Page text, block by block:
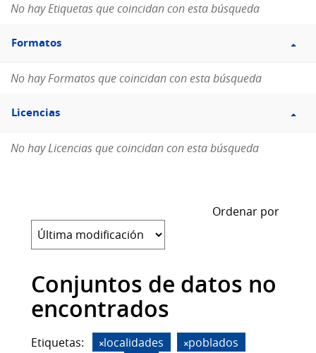
No hay Etiquetas que coincidan con esta búsqueda
Filtro
Formatos
Formatos
No hay Formatos que coincidan con esta búsqueda
Filtro
Licencias
Licencias
No hay Licencias que coincidan con esta búsqueda
Ordenar por
Conjuntos de datos no
encontrados
Etiquetas: localidades
poblados